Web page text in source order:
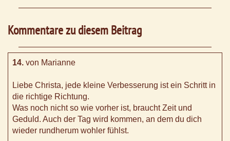
Kommentare zu diesem Beitrag
14. von Marianne
Liebe Christa, jede kleine Verbesserung ist ein Schritt in
die richtige Richtung.
Was noch nicht so wie vorher ist, braucht Zeit und
Geduld. Auch der Tag wird kommen, an dem du dich
wieder rundherum wohler fühlst.